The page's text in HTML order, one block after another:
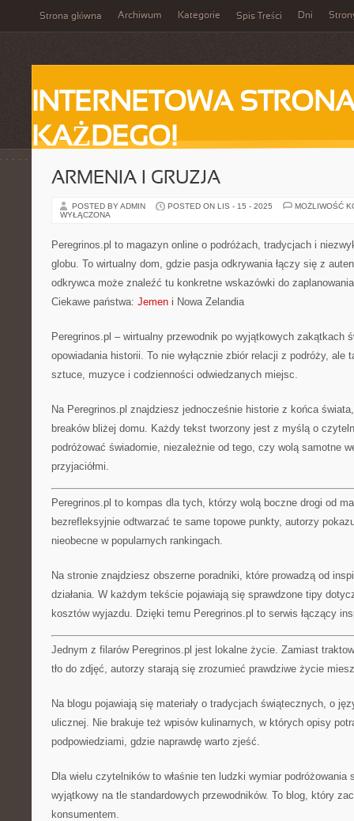
Strona główna Archiwum Kategorie Spis Treści Dni
INTERNETOWA
KAŻDEGO!
ARMENIA I GRUZJA
POSTED BY ADMIN POSTED ON LIS - 15 - 2025
MOŻLIWOŚĆ
WYŁĄCZONA
Peregrinos.pl to magazyn online o podróżach, tradycjach i
globu. To wirtualny dom, gdzie pasja odkrywania łączy się z
odkrywca może znaleźć tu konkretne wskazówki do
Ciekawe państwa: Jemen i Nowa Zelandia
Peregrinos.pl – wirtualny przewodnik po wyjątkowych zakątkach
opowiadania historii. To nie wyłącznie zbiór relacji z podróży, ale
sztuce, muzyce i codzienności odwiedzanych miejsc.
Na Peregrinos.pl znajdziesz jednocześnie historie z końca
breaków bliżej domu. Każdy tekst tworzony jest z myślą o
podróżować świadomie, niezależnie od tego, czy wolą samotne
przyjaciółmi.
Peregrinos.pl to kompas dla tych, którzy wolą boczne drogi od
bezrefleksyjnie odtwarzać te same topowe punkty, autorzy
nieobecne w popularnych rankingach.
Na stronie znajdziesz obszerne poradniki, które prowadzą od
działania. W każdym tekście pojawiają się sprawdzone tipy
kosztów wyjazdu. Dzięki temu Peregrinos.pl to serwis łączący
Jednym z filarów Peregrinos.pl jest lokalne życie. Zamiast
tło do zdjęć, autorzy starają się zrozumieć prawdziwe życie
Na blogu pojawiają się materiały o tradycjach świątecznych, o
ulicznej. Nie brakuje też wpisów kulinarnych, w których opisy
podpowiedziami, gdzie naprawdę warto zjeść.
Dla wielu czytelników to właśnie ten ludzki wymiar podróżowania
wyjątkowy na tle standardowych przewodników. To blog, który
konsumentem.